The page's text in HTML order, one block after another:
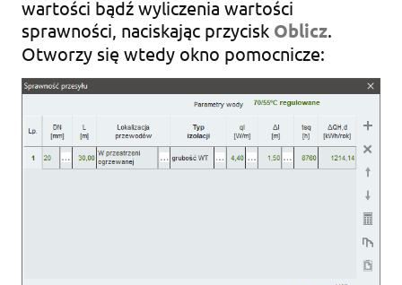
wartości bądź wyliczenia wartości
sprawności, naciskając przycisk Oblicz.
Otworzy się wtedy okno pomocnicze: